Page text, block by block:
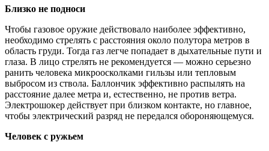
Близко не подноси
Чтобы газовое оружие действовало наиболее эффективно,
необходимо стрелять с расстояния около полутора метров в
область груди. Тогда газ легче попадает в дыхательные пути и
глаза. В лицо стрелять не рекомендуется — можно серьезно
ранить человека микроосколками гильзы или тепловым
выбросом из ствола. Баллончик эффективно распылять на
расстояние далее метра и, естественно, не против ветра.
Электрошокер действует при близком контакте, но главное,
чтобы электрический разряд не передался обороняющемуся.
Человек с ружьем